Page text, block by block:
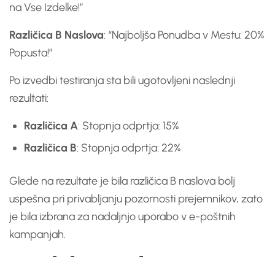
na Vse Izdelke!”
Različica B Naslova: “Najboljša Ponudba v Mestu: 20%
Popusta!”
Po izvedbi testiranja sta bili ugotovljeni naslednji
rezultati:
Različica A: Stopnja odprtja: 15%
Različica B: Stopnja odprtja: 22%
Glede na rezultate je bila različica B naslova bolj
uspešna pri privabljanju pozornosti prejemnikov, zato
je bila izbrana za nadaljnjo uporabo v e-poštnih
kampanjah.